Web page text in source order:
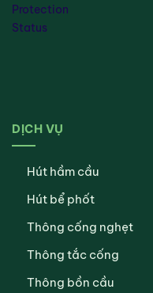
DỊCH VỤ
Hút hầm cầu
Hút bể phốt
Thông cống nghẹt
Thông tắc cống
Thông bồn cầu